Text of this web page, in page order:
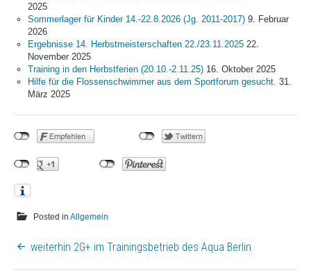
Bestenliste
Schwimmprojekt Sulzfelder
Straße
Masters
News
Termine
Bestenliste
Trainingszeiten
Termine
Sonstige Veranstaltungen
2025
Sommerlager für Kinder 14.-22.8.2026 (Jg. 2011-2017)9. Februar
2026
Ergebnisse 14. Herbstmeisterschaften 22./23.11.202522.
November 2025
Training in den Herbstferien (20.10.-2.11.25)16. Oktober 2025
Hilfe für die Flossenschwimmer aus dem Sportforum gesucht. 31.
März 2025
Posted in Allgemein
BEITRAGSNAVIGATION
weiterhin 2G+ im Trainingsbetrieb des Aqua Berlin